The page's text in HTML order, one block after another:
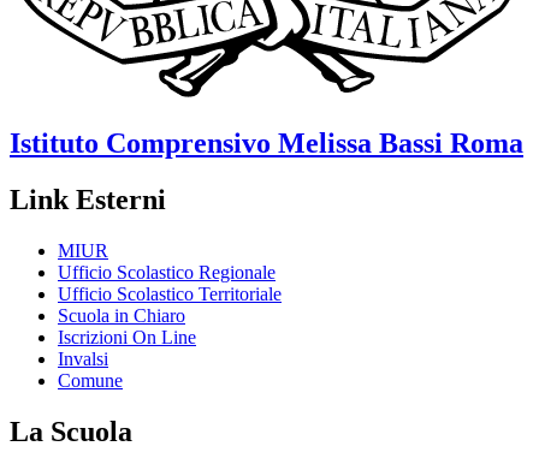
Istituto Comprensivo Melissa Bassi Roma
Link Esterni
MIUR
Ufficio Scolastico Regionale
Ufficio Scolastico Territoriale
Scuola in Chiaro
Iscrizioni On Line
Invalsi
Comune
La Scuola